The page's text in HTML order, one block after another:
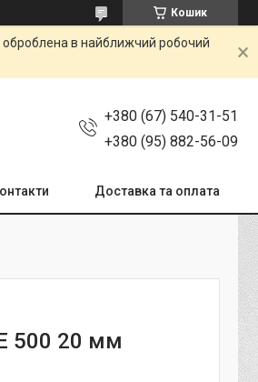
Кошик
оброблена в найближчий робочий
+380 (67) 540-31-51
+380 (95) 882-56-09
Доставка та оплата
500 20 мм